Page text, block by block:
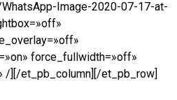
Image-2020-07-17-at-
force_fullwidth=»off»
/][/et_pb_column][/et_pb_row]